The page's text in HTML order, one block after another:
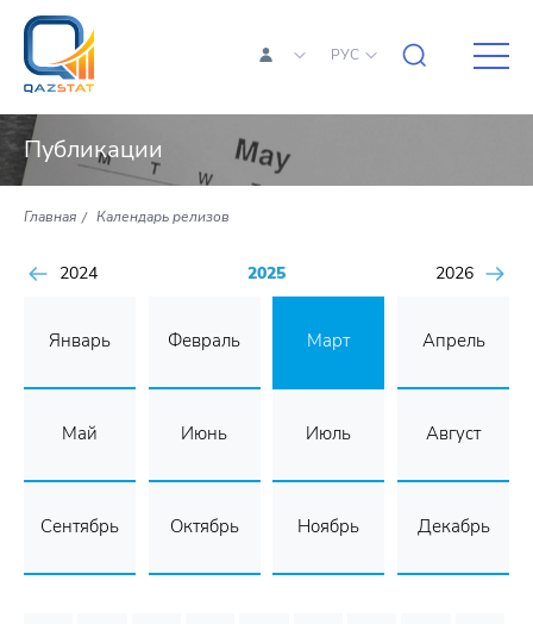
РУС
Публикации
Главная Календарь релизов
2024 2025 2026
Январь Февраль Март Апрель
Май Июнь Июль Август
Сентябрь Октябрь Ноябрь Декабрь